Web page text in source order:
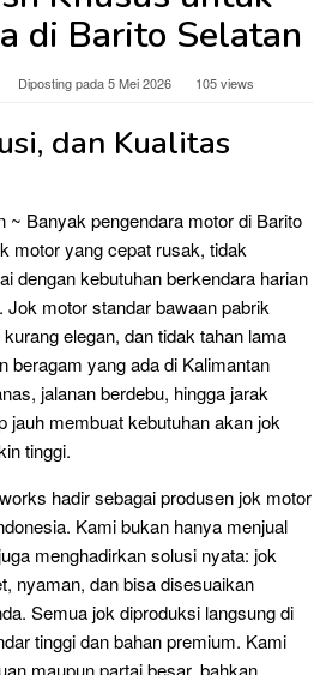
di Barito Selatan
Diposting pada5 Mei 2026 105 views
dan Kualitas
~ Banyak pengendara motor di Barito
motor yang cepat rusak, tidak
dengan kebutuhan berkendara harian
Jok motor standar bawaan pabrik
elegan, dan tidak tahan lama
beragam yang ada di Kalimantan
jalanan berdebu, hingga jarak
jauh membuat kebutuhan akan jok
tinggi.
hadir sebagai produsen jok motor
Kami bukan hanya menjual
menghadirkan solusi nyata: jok
nyaman, dan bisa disesuaikan
Semua jok diproduksi langsung di
tinggi dan bahan premium. Kami
maupun partai besar, bahkan